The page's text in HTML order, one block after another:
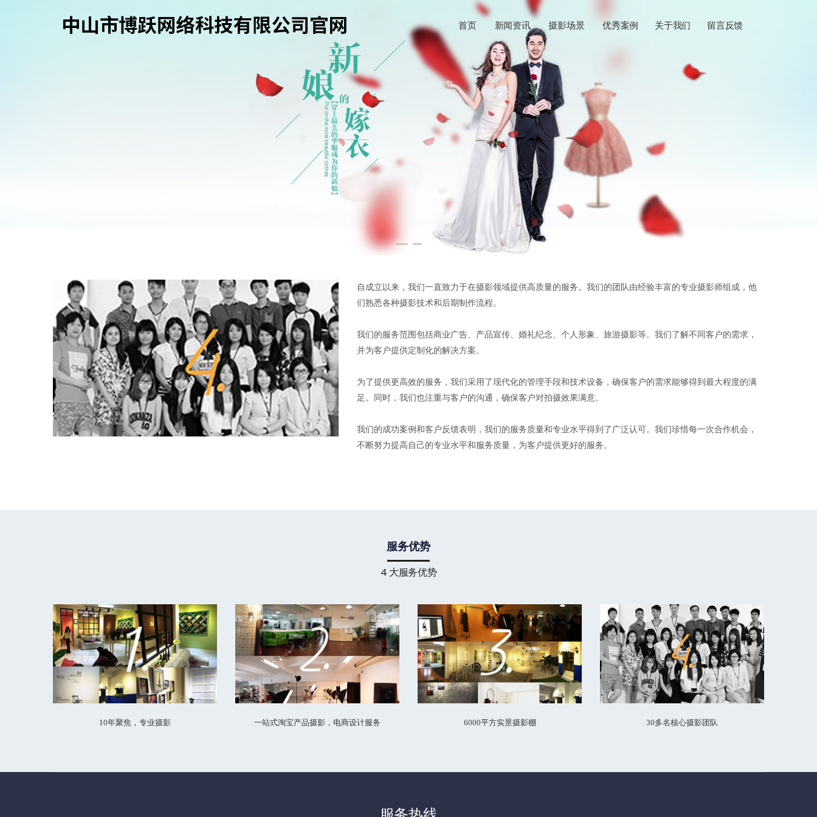
首页 新闻资讯 摄影场景 优秀案例 关于我们 留言反馈
自成立以来，我们一直致力于在摄影领域提供高质量的服务。我们的团队由经验丰富的专业摄影师组成，他
们熟悉各种摄影技术和后期制作流程。
我们的服务范围包括商业广告、产品宣传、婚礼纪念、个人形象、旅游摄影等。我们了解不同客户的需求，
并为客户提供定制化的解决方案。
为了提供更高效的服务，我们采用了现代化的管理手段和技术设备，确保客户的需求能够得到最大程度的满
足。同时，我们也注重与客户的沟通，确保客户对拍摄效果满意。
我们的成功案例和客户反馈表明，我们的服务质量和专业水平得到了广泛认可。我们珍惜每一次合作机会，
不断努力提高自己的专业水平和服务质量，为客户提供更好的服务。
服务优势
4 大服务优势
10年聚焦，专业摄影 一站式淘宝产品摄影，电商设计服务 6000平方实景摄影棚 30多名核心摄影团队